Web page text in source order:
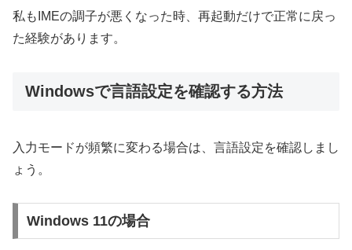
私もIMEの調子が悪くなった時、再起動だけで正常に戻っ
た経験があります。
Windowsで言語設定を確認する方法
入力モードが頻繁に変わる場合は、言語設定を確認しまし
ょう。
Windows 11の場合